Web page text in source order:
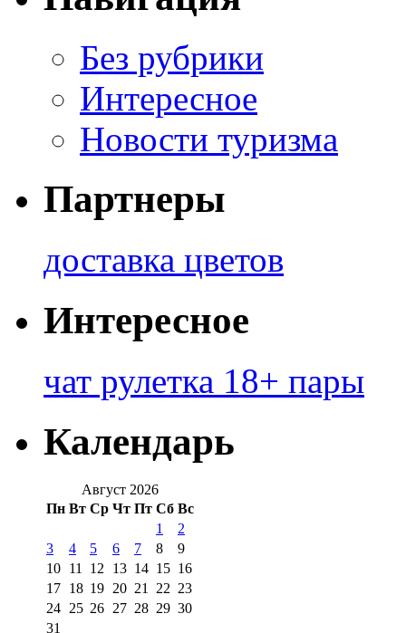
Без рубрики
Интересное
Новости туризма
Партнеры
доставка цветов
Интересное
чат рулетка 18+ пары
Календарь
Август 2026
Пн Вт Ср Чт Пт Сб Вс
1
2
3
4 5 6 7 8
9
10 11 12 13 14 15 16
17 18 19 20 21 22 23
24 25 26 27 28 29 30
31